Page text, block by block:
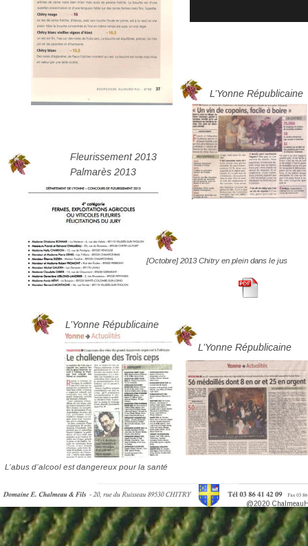
@2020
Fleurissement 2013
Palmarès 2013
[Octobre] 2013 Chitry en plein dans le jus
L’Yonne Républicaine
L’Yonne Républicaine
L’abus d’alcool est dangereux pour la santé
L’Yonne Républicaine